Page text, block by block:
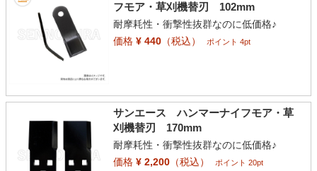
フモア・草刈機替刃 102mm
耐摩耗性・衝撃性抜群なのに低価格♪
価格¥ 440（税込） ポイント 4pt
サンエース ハンマーナイフモア・草
刈機替刃 170mm
耐摩耗性・衝撃性抜群なのに低価格♪
価格¥ 2,200（税込） ポイント 20pt